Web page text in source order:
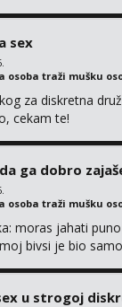
sex
osoba traži mušku
za diskretna
cekam te!
ga dobro
osoba traži mušku
moras jahati
bivsi je bio
u strogoj